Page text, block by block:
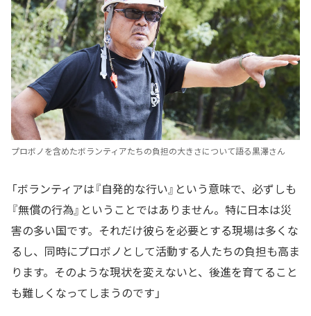
プロボノを含めたボランティアたちの負担の大きさについて語る黒澤さん
「ボランティアは『自発的な行い』という意味で、必ずしも
『無償の行為』ということではありません。特に日本は災
害の多い国です。それだけ彼らを必要とする現場は多くな
るし、同時にプロボノとして活動する人たちの負担も高ま
ります。そのような現状を変えないと、後進を育てること
も難しくなってしまうのです」